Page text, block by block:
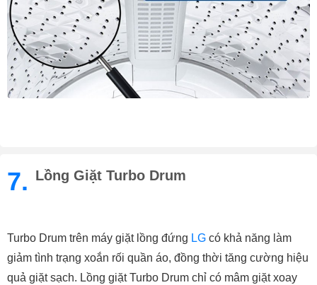
7. Lồng Giặt Turbo Drum
Turbo Drum trên máy giặt lồng đứng LG có khả năng làm
giảm tình trạng xoắn rối quần áo, đồng thời tăng cường hiệu
quả giặt sạch. Lồng giặt Turbo Drum chỉ có mâm giặt xoay